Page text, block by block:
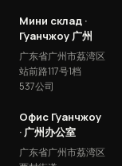
Мини склад ·
Гуанчжоу 广州
广东省广州市荔湾区
站前路117号1档
537公司
Офис Гуанчжоу
· 广州办公室
广东省广州市荔湾区